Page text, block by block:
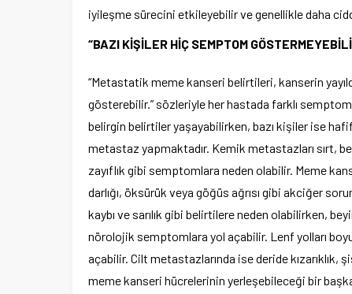
iyileşme sürecini etkileyebilir ve genellikle daha
“BAZI KİŞİLER HİÇ SEMPTOM
“Metastatik meme kanseri belirtileri, kanserin
gösterebilir.” sözleriyle her hastada farklı
belirgin belirtiler yaşayabilirken, bazı kişiler ise
metastaz yapmaktadır. Kemik metastazları sırt,
zayıflık gibi semptomlara neden olabilir. Meme
darlığı, öksürük veya göğüs ağrısı gibi akciğer
kaybı ve sarılık gibi belirtilere neden olabilirken,
nörolojik semptomlara yol açabilir. Lenf yolları
açabilir. Cilt metastazlarında ise deride
meme kanseri hücrelerinin yerleşebileceği bir